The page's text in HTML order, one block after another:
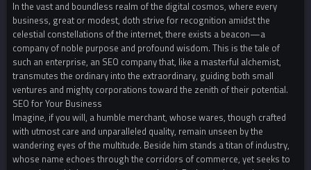
In the vast and boundless realm of the digital cosmos, where every
business, great or modest, doth strive for recognition amidst the
celestial constellations of the internet, there exists a beacon—a
company of noble purpose and profound wisdom. This is the tale of
such an enterprise, an SEO company that, like a masterful alchemist,
transmutes the ordinary into the extraordinary, guiding both small
ventures and mighty corporations toward the zenith of their potential.
SEO for Your Business
Imagine, if you will, a humble merchant, whose wares, though crafted
with utmost care and unparalleled quality, remain unseen by the
wandering eyes of the multitude. Beside him stands a titan of industry,
whose name echoes through the corridors of commerce, yet seeks to